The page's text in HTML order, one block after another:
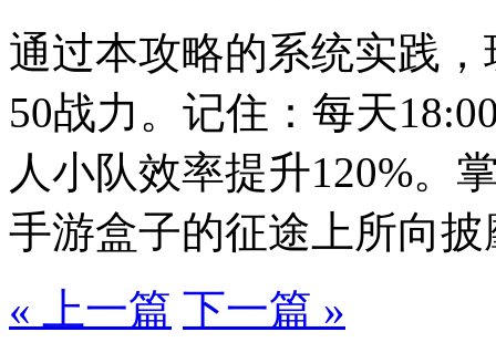
通过本攻略的系统实践
50战力。记住：每天
人小队效率提升120%。
手游盒子的征途上所向披
« 上一篇 下一篇 »